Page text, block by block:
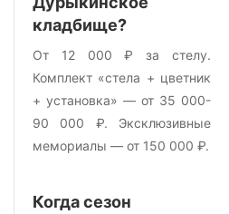
кладбище?
От 12 000 ₽ за стелу.
Комплект «стела + цветник
+ установка» — от 35 000-
90 000 ₽. Эксклюзивные
мемориалы — от 150 000 ₽.
Когда сезон